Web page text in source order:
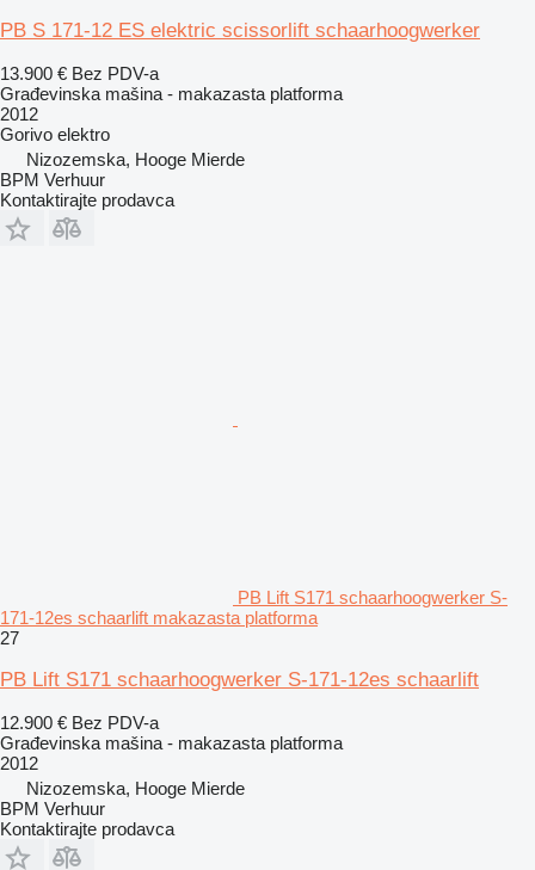
PB S 171-12 ES elektric scissorlift schaarhoogwerker
13.900 € Bez PDV-a
Građevinska mašina - makazasta platforma
2012
Gorivo elektro
Nizozemska, Hooge Mierde
BPM Verhuur
Kontaktirajte prodavca
PB Lift S171 schaarhoogwerker S-
171-12es schaarlift makazasta platforma
27
PB Lift S171 schaarhoogwerker S-171-12es schaarlift
12.900 € Bez PDV-a
Građevinska mašina - makazasta platforma
2012
Nizozemska, Hooge Mierde
BPM Verhuur
Kontaktirajte prodavca